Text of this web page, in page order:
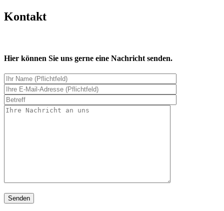
Kontakt
Hier können Sie uns gerne eine Nachricht senden.